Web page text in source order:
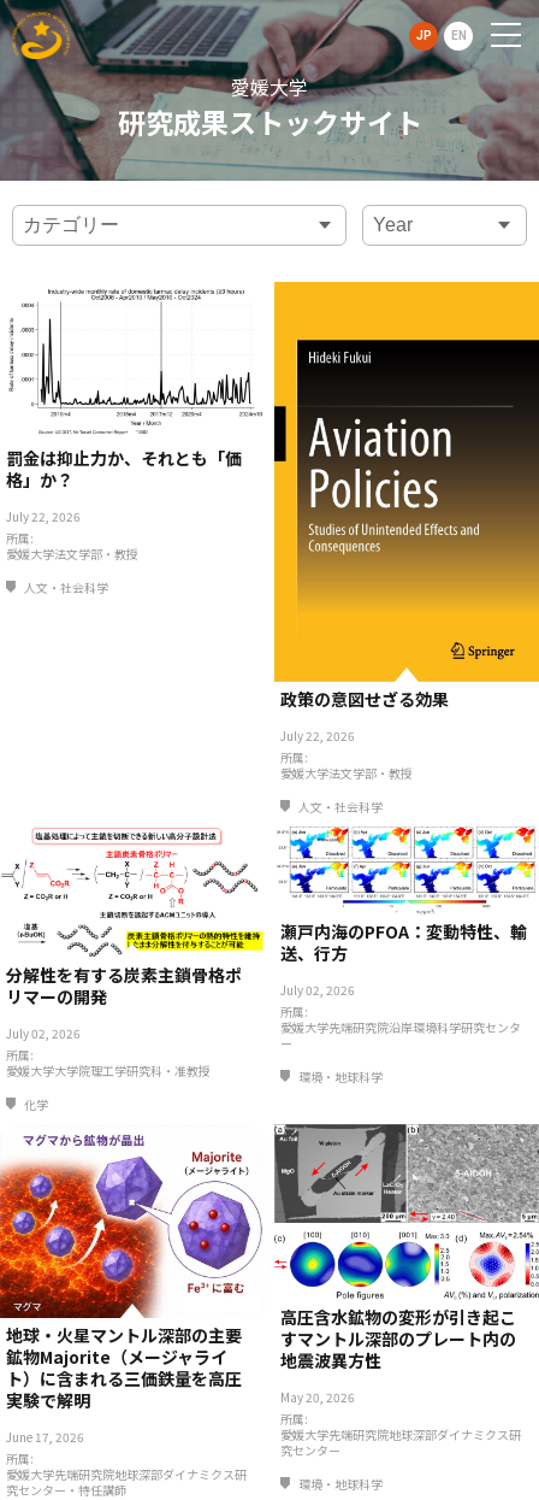
JP EN
愛媛大学
研究成果ストックサイト
罰金は抑止力か、それとも「価
格」か？
July 22, 2026
所属:
愛媛大学法文学部・教授
人文・社会科学
政策の意図せざる効果
July 22, 2026
所属:
愛媛大学法文学部・教授
人文・社会科学
分解性を有する炭素主鎖骨格ポ
リマーの開発
July 02, 2026
所属:
愛媛大学大学院理工学研究科・准教授
化学
瀬戸内海のPFOA：変動特性、輸
送、行方
July 02, 2026
所属:
愛媛大学先端研究院沿岸環境科学研究センタ
ー
環境・地球科学
地球・火星マントル深部の主要
鉱物Majorite（メージャライ
ト）に含まれる三価鉄量を高圧
実験で解明
June 17, 2026
所属:
愛媛大学先端研究院地球深部ダイナミクス研
究センター・特任講師
高圧含水鉱物の変形が引き起こ
すマントル深部のプレート内の
地震波異方性
May 20, 2026
所属:
愛媛大学先端研究院地球深部ダイナミクス研
究センター
環境・地球科学